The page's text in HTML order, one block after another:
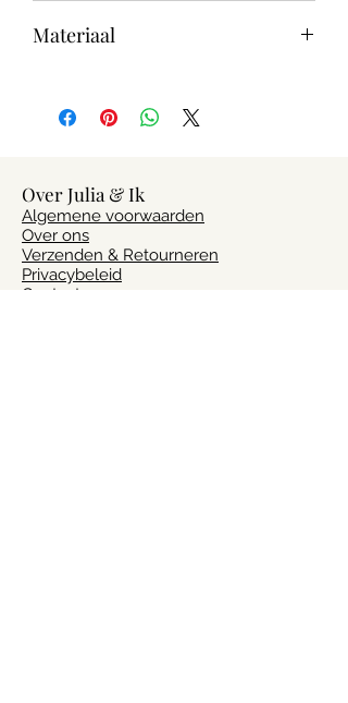
Materiaal
Over Julia & Ik
Algemene voorwaarden
Over ons
Verzenden & Retourneren
Privacybeleid
Contact